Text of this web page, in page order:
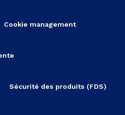
Cookie management
Sécurité des produits (FDS)